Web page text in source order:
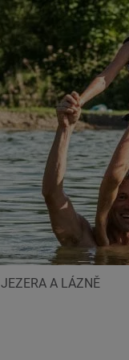
JEZERA A LÁZNĚ